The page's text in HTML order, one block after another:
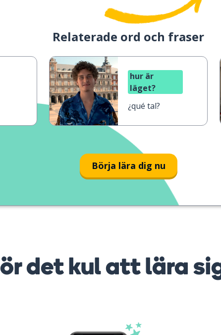
Relaterade ord och fraser
hur är
läget?
¿qué tal?
Börja lära dig nu
det kul att lära